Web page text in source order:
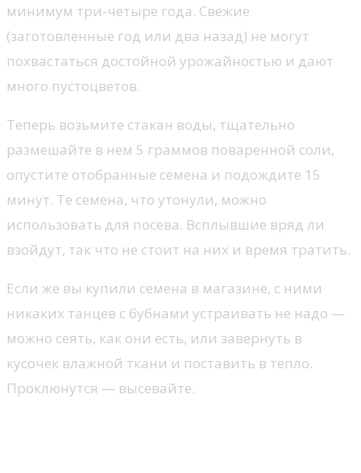
минимум три-четыре года. Свежие
(заготовленные год или два назад) не могут
похвастаться достойной урожайностью и дают
много пустоцветов.
Теперь возьмите стакан воды, тщательно
размешайте в нем 5 граммов поваренной соли,
опустите отобранные семена и подождите 15
минут. Те семена, что утонули, можно
использовать для посева. Всплывшие вряд ли
взойдут, так что не стоит на них и время тратить.
Если же вы купили семена в магазине, с ними
никаких танцев с бубнами устраивать не надо —
можно сеять, как они есть, или завернуть в
кусочек влажной ткани и поставить в тепло.
Проклюнутся — высевайте.